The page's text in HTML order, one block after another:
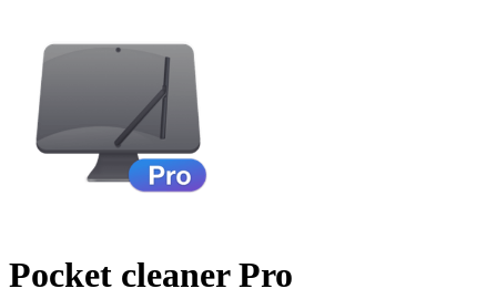
Pocket cleaner Pro